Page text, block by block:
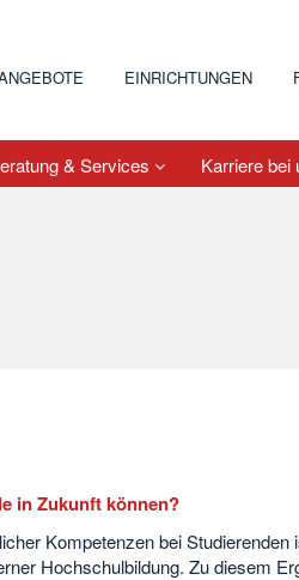
EINRICHTUNGEN
& Services Karriere bei
in Zukunft können?
Kompetenzen bei Studierenden
Hochschulbildung. Zu diesem